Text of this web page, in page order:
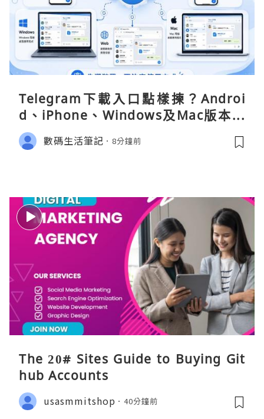
Telegram下載入口點樣揀？Androi
d、iPhone、Windows及Mac版本分
別
數碼生活筆記 8分鐘前
The 20# Sites Guide to Buying Git
hub Accounts
usasmmitshop 40分鐘前